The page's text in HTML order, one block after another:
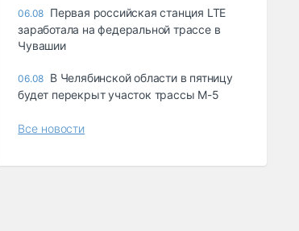
06.08 Первая российская станция LTE
заработала на федеральной трассе в
Чувашии
06.08 В Челябинской области в пятницу
будет перекрыт участок трассы М-5
Все новости